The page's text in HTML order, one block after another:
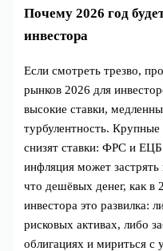
Почему 2026 год
инвестора
Если смотреть трезво,
рынков 2026 для
высокие ставки,
турбулентность. Крупные
снизят ставки: ФРС и
инфляция может
что дешёвых денег, как в
инвестора это развилка:
рисковых активах, либо
облигациях и мириться